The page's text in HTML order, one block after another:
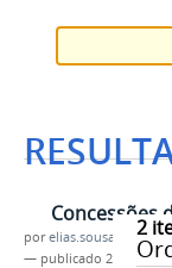
2
Concessões
porelias.sousa
— publicado 26/04/